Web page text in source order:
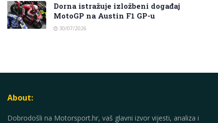
Dorna istražuje izložbeni događaj
MotoGP na Austin F1 GP-u
30/07/2026
About:
Dobrodošli na Motorsport.hr, vaš glavni izvor vijesti, analiza i